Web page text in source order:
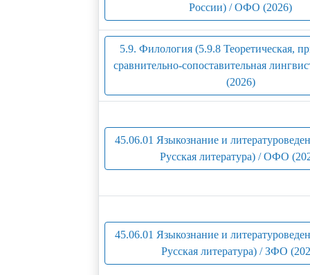
России) / ОФО (2026)
5.9. Филология (5.9.8 Теоретическая,
сравнительно-сопоставительная
(2026)
45.06.01 Языкознание и
Русская литература) / ОФО
45.06.01 Языкознание и
Русская литература) / ЗФО